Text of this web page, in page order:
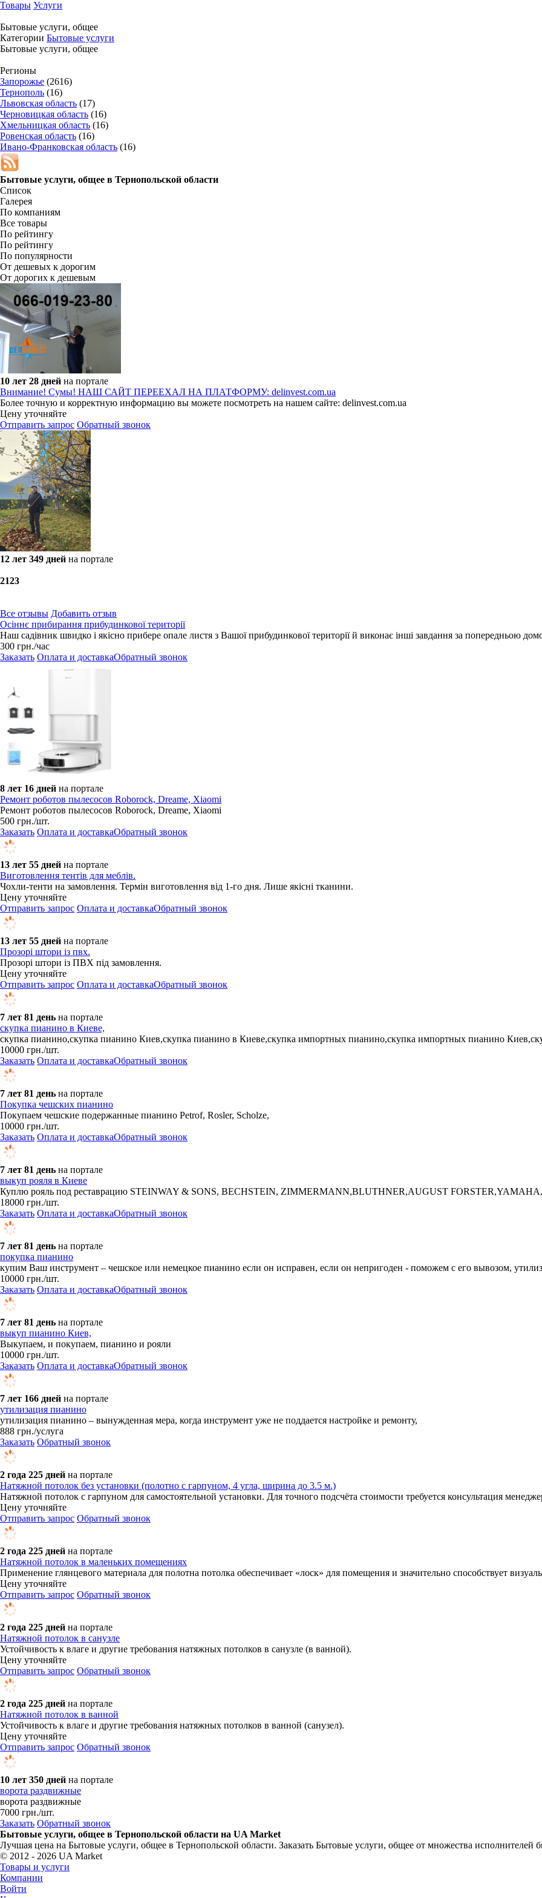
Товары Услуги
Бытовые услуги, общее
Категории Бытовые услуги
Бытовые услуги, общее
Регионы
Запорожье (2616)
Тернополь (16)
Львовская область (17)
Черновицкая область (16)
Хмельницкая область (16)
Ровенская область (16)
Ивано-Франковская область (16)
Бытовые услуги, общее в Тернопольской области
Список
Галерея
По компаниям
Все товары
По рейтингу
По рейтингу
По популярности
От дешевых к дорогим
От дорогих к дешевым
10 лет 28 дней на портале
Внимание! Сумы! НАШ САЙТ ПЕРЕЕХАЛ НА ПЛАТФОРМУ: delinvest.com.ua
Более точную и корректную информацию вы можете посмотреть на нашем сайте: delinvest.com.ua
Цену уточняйте
Отправить запрос Обратный звонок
12 лет 349 дней на портале
2123
Все отзывы Добавить отзыв
Осіннє прибирання прибудинкової території
Наш садівник швидко і якісно прибере опале листя з Вашої прибудинкової території й виконає інші завдання за попередньою
300 грн./час
Заказать Оплата и доставкаОбратный звонок
8 лет 16 дней на портале
Ремонт роботов пылесосов Roborock, Dreame, Xiaomi
Ремонт роботов пылесосов Roborock, Dreame, Xiaomi
500 грн./шт.
Заказать Оплата и доставкаОбратный звонок
13 лет 55 дней на портале
Виготовлення тентів для меблів.
Чохли-тенти на замовлення. Термін виготовлення від 1-го дня. Лише якісні тканини.
Цену уточняйте
Отправить запрос Оплата и доставкаОбратный звонок
13 лет 55 дней на портале
Прозорі штори із пвх.
Прозорі штори із ПВХ під замовлення.
Цену уточняйте
Отправить запрос Оплата и доставкаОбратный звонок
7 лет 81 день на портале
скупка пианино в Киеве,
скупка пианино,скупка пианино Киев,скупка пианино в Киеве,скупка импортных пианино,скупка импортных пианино
10000 грн./шт.
Заказать Оплата и доставкаОбратный звонок
7 лет 81 день на портале
Покупка чешских пианино
​Покупаем чешские подержанные пианино Petrof, Rosler, Scholze,
10000 грн./шт.
Заказать Оплата и доставкаОбратный звонок
7 лет 81 день на портале
выкуп рояля в Киеве
Куплю рояль под реставрацию STEINWAY & SONS, BECHSTEIN, ZIMMERMANN,BLUTHNER,AUGUST
18000 грн./шт.
Заказать Оплата и доставкаОбратный звонок
7 лет 81 день на портале
покупка пианино
купим Ваш инструмент – чешское или немецкое пианино если он исправен, если он непригоден - поможем с его вывозом,
10000 грн./шт.
Заказать Оплата и доставкаОбратный звонок
7 лет 81 день на портале
выкуп пианино Киев,
Выкупаем, и покупаем, пианино и рояли
10000 грн./шт.
Заказать Оплата и доставкаОбратный звонок
7 лет 166 дней на портале
утилизация пианино
утилизация пианино – вынужденная мера, когда инструмент уже не поддается настройке и ремонту,
888 грн./услуга
Заказать Обратный звонок
2 года 225 дней на портале
Натяжной потолок без установки (полотно с гарпуном, 4 угла, ширина до 3.5 м.)
Натяжной потолок с гарпуном для самостоятельной установки. Для точного подсчёта стоимости требуется консультация
Цену уточняйте
Отправить запрос Обратный звонок
2 года 225 дней на портале
Натяжной потолок в маленьких помещениях
Применение глянцевого материала для полотна потолка обеспечивает «лоск» для помещения и значительно способствует
Цену уточняйте
Отправить запрос Обратный звонок
2 года 225 дней на портале
Натяжной потолок в санузле
Устойчивость к влаге и другие требования натяжных потолков в санузле (в ванной).
Цену уточняйте
Отправить запрос Обратный звонок
2 года 225 дней на портале
Натяжной потолок в ванной
Устойчивость к влаге и другие требования натяжных потолков в ванной (санузел).
Цену уточняйте
Отправить запрос Обратный звонок
10 лет 350 дней на портале
ворота раздвижные
ворота раздвижные
7000 грн./шт.
Заказать Обратный звонок
Бытовые услуги, общее в Тернопольской области на UA Market
Лучшая цена на Бытовые услуги, общее в Тернопольской области. Заказать Бытовые услуги, общее от множества исполнителей
© 2012 - 2026 UA Market
Товары и услуги
Компании
Войти